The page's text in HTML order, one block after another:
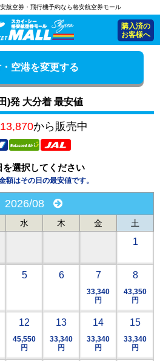
航空券・飛行機予約なら格安航空券モール
購入済の
お客様へ
空港を変更する
)発 大分着 最安値
から販売中
選択してください
額はその日の最安値です。
2026/08
水 木 金 土
1
5 6 7
33,340
円
8
43,350
円
12
45,550
円
13
33,340
円
14
33,340
円
15
33,340
円